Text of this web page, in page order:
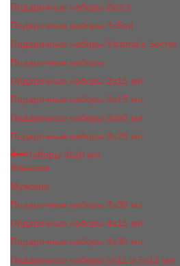
Подарочные наборы Bea's
Подарочные наборы 4х5ml
Подарочные наборы Victoria's Secret
Подарочные наборы
Подарочные наборы 2x15 мл
Подарочные наборы 3х15 мл
Подарочные наборы 3x50 мл
Подарочные наборы 3x20 мл
Наборы 3х20 мл
Женские
Мужские
Подарочные наборы 3х30 мл
Подарочные наборы 4x15 мл
Подарочные наборы 4x30 мл
Подарочные наборы 5x11 и 5х12 мл